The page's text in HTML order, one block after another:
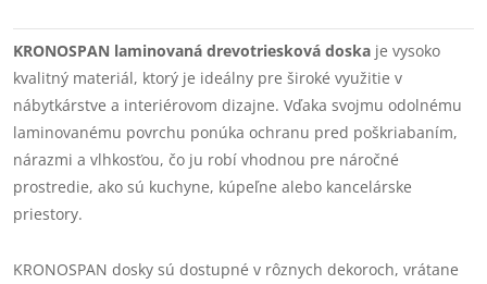
KRONOSPAN laminovaná drevotriesková doska je vysoko
kvalitný materiál, ktorý je ideálny pre široké využitie v
nábytkárstve a interiérovom dizajne. Vďaka svojmu odolnému
laminovanému povrchu ponúka ochranu pred poškriabaním,
nárazmi a vlhkosťou, čo ju robí vhodnou pre náročné
prostredie, ako sú kuchyne, kúpeľne alebo kancelárske
priestory.
KRONOSPAN dosky sú dostupné v rôznych dekoroch, vrátane